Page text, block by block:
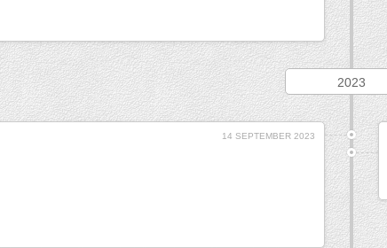
2023
14 SEPTEMBER 2023